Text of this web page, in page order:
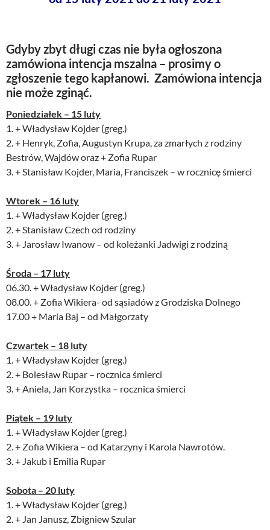
Gdyby zbyt długi czas nie była ogłoszona
zamówiona intencja mszalna – prosimy o
zgłoszenie tego kapłanowi. Zamówiona intencja
nie może zginąć.
Poniedziałek – 15 luty
1. + Władysław Kojder (greg.)
2. + Henryk, Zofia, Augustyn Krupa, za zmarłych z rodziny
Bestrów, Wajdów oraz + Zofia Rupar
3. + Stanisław Kojder, Maria, Franciszek – w rocznicę śmierci
Wtorek – 16 luty
1. + Władysław Kojder (greg.)
2. + Stanisław Czech od rodziny
3. + Jarosław Iwanow – od koleżanki Jadwigi z rodziną
Środa – 17 luty
06.30. + Władysław Kojder (greg.)
08.00. + Zofia Wikiera- od sąsiadów z Grodziska Dolnego
17.00 + Maria Baj – od Małgorzaty
Czwartek – 18 luty
1. + Władysław Kojder (greg.)
2. + Bolesław Rupar – rocznica śmierci
3. + Aniela, Jan Korzystka – rocznica śmierci
Piątek – 19 luty
1. + Władysław Kojder (greg.)
2. + Zofia Wikiera – od Katarzyny i Karola Nawrotów.
3. + Jakub i Emilia Rupar
Sobota – 20 luty
1. + Władysław Kojder (greg.)
2. + Jan Janusz, Zbigniew Szular